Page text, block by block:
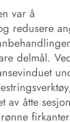
var å
redusere
delmål.
av åtte